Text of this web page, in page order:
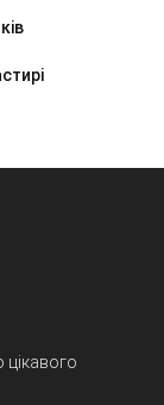
цікавого